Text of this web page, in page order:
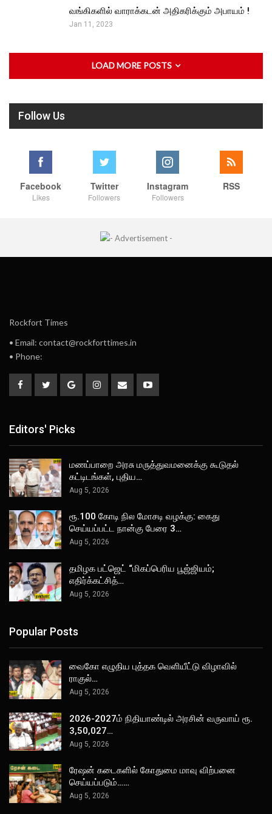
வங்கிகளில் வாராக்கடன் அதிகரிக்கும் அபாயம் !
Jan 11, 2023
LOAD MORE POSTS
Follow Us
Facebook
Likes
Twitter
Followers
Instagram
Followers
RSS
Rockfort Times
• Email: contact@rockforttimes.in
• Phone:
Editors' Picks
மணப்பாறை அரசு மருத்துவமனைக்கு கூடுதல்
கட்டிடங்கள், புதிய…
Aug 5, 2026
ரூ.100 கோடி நில மோசடி வழக்கு: கைது
செய்யப்பட்ட நான்கு பேரை 3…
Aug 5, 2026
தமிழக பட்ஜெட் “மிகப்பெரிய பூஜ்ஜியம்;
எதிர்க்கட்சித்…
Aug 5, 2026
Popular Posts
வைகோ எழுதிய புத்தக வெளியீட்டு விழாவில்
ராகுல்…
Aug 5, 2026
2026-2027ம் நிதியாண்டில் அரசின் வருவாய் ரூ.
3,50,027…
Aug 5, 2026
ரேஷன் கடைகளில் கோதுமை மாவு விற்பனை
செய்யப்படும்……
Aug 5, 2026